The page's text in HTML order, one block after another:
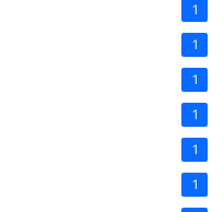
1
1
1
1
1
1